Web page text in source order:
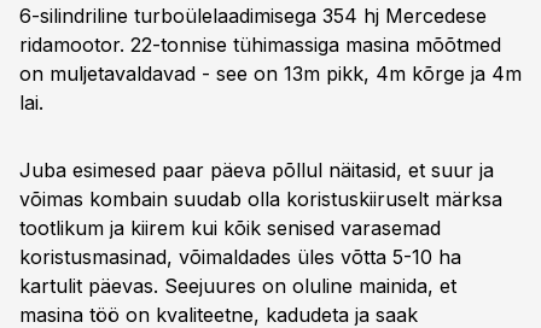
6-silindriline turboülelaadimisega 354 hj Mercedese
ridamootor. 22-tonnise tühimassiga masina mõõtmed
on muljetavaldavad - see on 13m pikk, 4m kõrge ja 4m
lai.
Juba esimesed paar päeva põllul näitasid, et suur ja
võimas kombain suudab olla koristuskiiruselt märksa
tootlikum ja kiirem kui kõik senised varasemad
koristusmasinad, võimaldades üles võtta 5-10 ha
kartulit päevas. Seejuures on oluline mainida, et
masina töö on kvaliteetne, kadudeta ja saak